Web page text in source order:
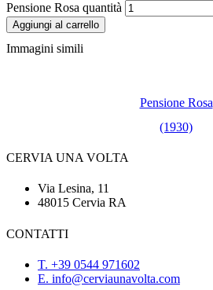
Pensione Rosa quantità
Aggiungi al carrello
Immagini simili
Pensione Rosa
(1930)
CERVIA UNA VOLTA
Via Lesina, 11
48015 Cervia RA
CONTATTI
‭T. +39 0544 971602
E. info@cerviaunavolta.com